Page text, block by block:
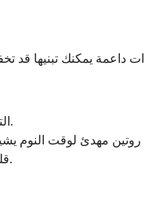
التزم بجدول نوم ثابت، واذهب إلى الفراش واستيقظ في نفس الوقت كل يوم، حتى في عطلات نهاية الأسبوع.
قلل من الكافيين والكحول، خاصة في فترة ما بعد الظهر والمساء، حيث يمكن لكليهما التأثير على جودة النوم.